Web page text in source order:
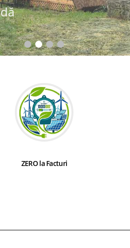
ZERO la Facturi